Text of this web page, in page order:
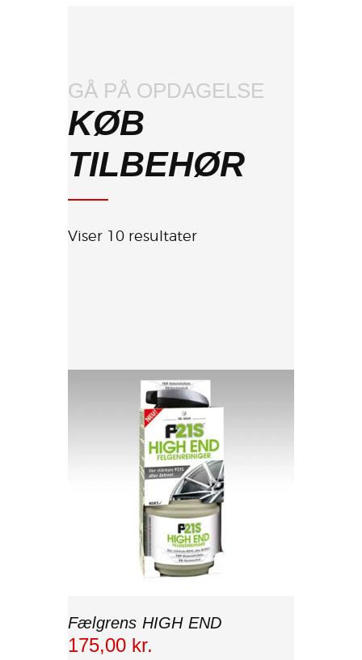
GÅ PÅ OPDAGELSE
KØB
TILBEHØR
Viser 10 resultater
Fælgrens HIGH END
175,00 kr.